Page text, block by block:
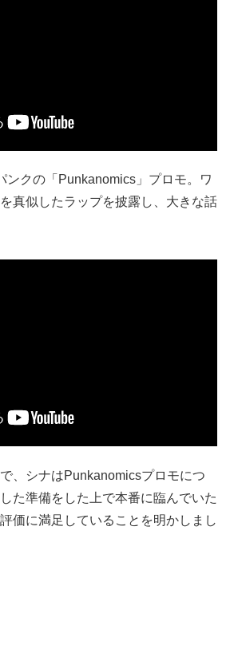
ンクの「Punkanomics」プロモ。ワ
真似したラップを披露し、大きな話
、シナはPunkanomicsプロモにつ
た準備をした上で本番に臨んでいた
価に満足していることを明かしまし